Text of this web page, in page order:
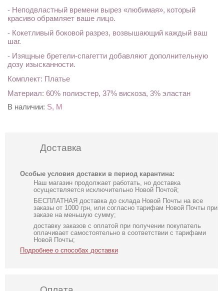
- Неподвластный времени вырез «любимая», который
красиво обрамляет ваше лицо.
- Кокетливый боковой разрез, возвышающий каждый ваш
шаг.
- Изящные бретели-спагетти добавляют дополнительную
дозу изысканности.
Комплект: Платье
Материал: 60% полиэстер, 37% вискоза, 3% эластан
В наличии: S, M
Доставка
Особые условия доставки в период карантина:
Наш магазин продолжает работать, но доставка
осуществляется исключительно Новой Почтой;
БЕСПЛАТНАЯ доставка до склада Новой Почты на все
заказы от 1000 грн, или согласно тарифам Новой Почты при
заказе на меньшую сумму;
доставку заказов с оплатой при получении покупатель
оплачивает самостоятельно в соответствии с тарифами
Новой Почты;
Подробнее о способах доставки